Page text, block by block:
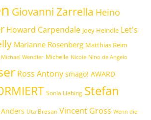
Giovanni Zarrella Heino
Howard Carpendale Joey Heindle Let's
Marianne Rosenberg Matthias Reim
Michael Wendler Michelle Nicole Nino de Angelo
Ross Antony smago! AWARD
Sonia Liebing Stefan
Uta Bresan Vincent Gross Wenn die